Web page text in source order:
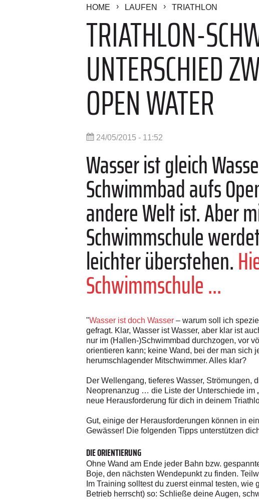
HOME LAUFEN TRIATHLON
TRIATHLON-
UNTERSCHIED
OPEN WATER
24/05/2015 - 11:52
Wasser ist gleich
Schwimmbad aufs
andere Welt ist. Aber
Schwimmschule
leichter überstehen.
Schwimmschule ...
"Wasser ist doch Wasser – warum soll ich
gefragt. Klar, Wasser ist Wasser, aber klar ist
nur im (Hallen-)Schwimmbad durchzogen, vor
orientieren kann; keine Wand, bei der man sich
herumschlagender Mitschwimmer. Alles klar?
Der Wellengang, tieferes Wasser, Strömungen,
Neoprenanzug … die Liste der Unterschiede im
neue Herausforderung für dich in deinem
Gut, einige der Herausforderungen können in
Gewässer! Die folgenden Tipps unterstützen
DIE ORIENTIERUNG
Ohne Wand am Ende jeder Bahn bzw.
Boje, den nächsten Wendepunkt zu finden.
Im Training solltest du zuerst einmal testen,
Betrieb herrscht) so: Schließe deine Augen,